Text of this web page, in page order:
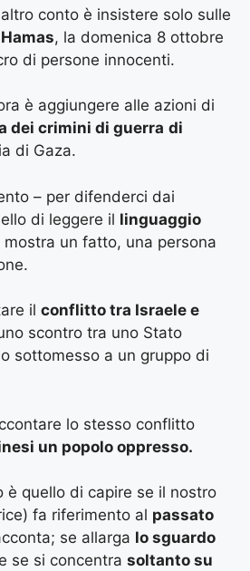
conto è insistere solo sulle
, la domenica 8 ottobre
di persone innocenti.
è aggiungere alle azioni di
dei crimini di guerra di
di Gaza.
– per difenderci dai
di leggere il linguaggio
mostra un fatto, una persona
il conflitto tra Israele e
scontro tra uno Stato
sottomesso a un gruppo di
lo stesso conflitto
un popolo oppresso.
è quello di capire se il nostro
fa riferimento al passato
se allarga lo sguardo
se si concentra soltanto su